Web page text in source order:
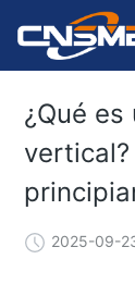
¿Qué
2025-09-